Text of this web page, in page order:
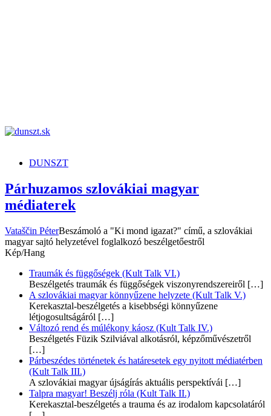
DUNSZT
Párhuzamos szlovákiai magyar
médiaterek
Vataščin PéterBeszámoló a "Ki mond igazat?" című, a szlovákiai
magyar sajtó helyzetével foglalkozó beszélgetőestről
Kép/Hang
Traumák és függőségek (Kult Talk VI.)
Beszélgetés traumák és függőségek viszonyrendszereiről […]
A szlovákiai magyar könnyűzene helyzete (Kult Talk V.)
Kerekasztal-beszélgetés a kisebbségi könnyűzene
létjogosultságáról […]
Változó rend és múlékony káosz (Kult Talk IV.)
Beszélgetés Füzik Szilviával alkotásról, képzőművészetről
[…]
Párbeszédes történetek és határesetek egy nyitott médiatérben
(Kult Talk III.)
A szlovákiai magyar újságírás aktuális perspektívái […]
Talpra magyar! Beszélj róla (Kult Talk II.)
Kerekasztal-beszélgetés a trauma és az irodalom kapcsolatáról